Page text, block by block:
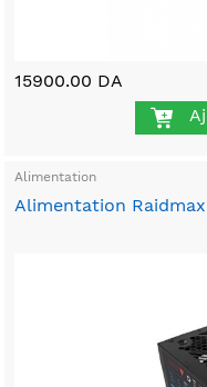
15900.00 DA
Alimentation
Alimentation